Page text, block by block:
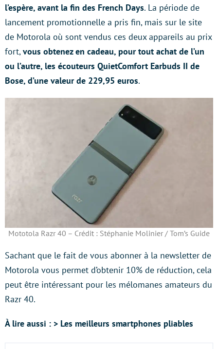
l’espère, avant la fin des French Days. La période de
lancement promotionnelle a pris fin, mais sur le site
de Motorola où sont vendus ces deux appareils au prix
fort, vous obtenez en cadeau, pour tout achat de l’un
ou l’autre, les écouteurs QuietComfort Earbuds II de
Bose, d’une valeur de 229,95 euros.
Mototola Razr 40 – Crédit : Stéphanie Molinier / Tom’s Guide
Sachant que le fait de vous abonner à la newsletter de
Motorola vous permet d’obtenir 10% de réduction, cela
peut être intéressant pour les mélomanes amateurs du
Razr 40.
À lire aussi : > Les meilleurs smartphones pliables